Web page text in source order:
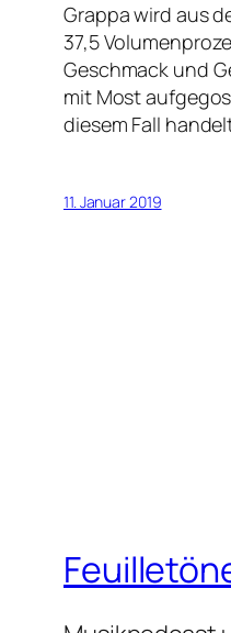
Grappa wird aus
37,5
Geschmack und
mit Most
diesem Fall
11. Januar 2019